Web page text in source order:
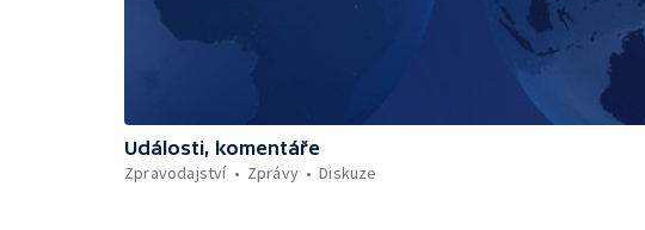
Události, komentáře
Zpravodajství
Zprávy Diskuze